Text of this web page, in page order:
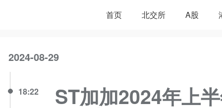
首页 北交所 A股
2024-08-29
18:22 ST加加2024年上